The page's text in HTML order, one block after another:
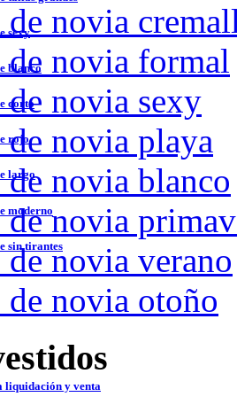
sexy
blanco
corto
rojo
largo
moderno
sin tirantes
liquidación y venta
de novia
de novia formal
de novia sexy
de novia playa
de novia blanco
de novia
de novia verano
de novia otoño